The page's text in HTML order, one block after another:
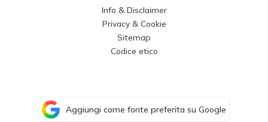
Info & Disclaimer
Privacy & Cookie
Sitemap
Codice etico
Aggiungi come fonte preferita su Google